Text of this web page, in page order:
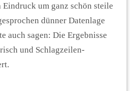
Eindruck um ganz schön steile
dünner Datenlage
auch sagen: Die Ergebnisse
und Schlagzeilen-